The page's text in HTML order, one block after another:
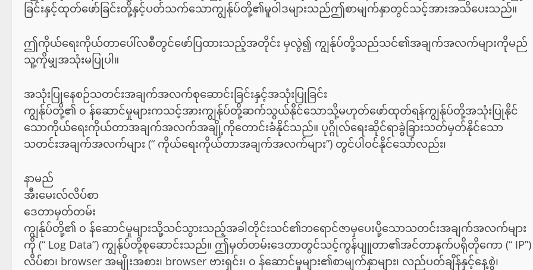
ခြင်းနှင့်ထုတ်ဖော်ခြင်းတို့နှင့်ပတ်သက်သောကျွန်ုပ်တို့၏မူဝါဒများသည်ဤစာမျက်နှာတွင်သင့်အားအသိပေးသည်။
ဤကိုယ်ရေးကိုယ်တာပေါ်လစီတွင်ဖော်ပြထားသည့်အတိုင်း မှလွဲ၍ ကျွန်ုပ်တို့သည်သင်၏အချက်အလက်များကိုမည်
သူ့ကိုမျှအသုံးမပြုပါ။
အသုံးပြုနေစဉ်သတင်းအချက်အလက်စုဆောင်းခြင်းနှင့်အသုံးပြုခြင်း
ကျွန်ုပ်တို့၏ ၀ န်ဆောင်မှုများကသင့်အားကျွန်ုပ်တို့ဆက်သွယ်နိုင်သောသို့မဟုတ်ဖော်ထုတ်ရန်ကျွန်ုပ်တို့အသုံးပြုနိုင်
သောကိုယ်ရေးကိုယ်တာအချက်အလက်အချို့ကိုတောင်းခံနိုင်သည်။ ပုဂ္ဂိုလ်ရေးဆိုင်ရာခွဲခြားသတ်မှတ်နိုင်သော
သတင်းအချက်အလက်များ (“ ကိုယ်ရေးကိုယ်တာအချက်အလက်များ”) တွင်ပါဝင်နိုင်သော်လည်း၊
နာမည်
အီးမေးလ်လိပ်စာ
ဒေတာမှတ်တမ်း
ကျွန်ုပ်တို့၏ ၀ န်ဆောင်မှုများသို့သင်သွားသည့်အခါတိုင်းသင်၏ဘရောင်ဇာမှပေးပို့သောသတင်းအချက်အလက်များ
ကို (“ Log Data”) ကျွန်ုပ်တို့စုဆောင်းသည်။ ဤမှတ်တမ်းဒေတာတွင်သင့်ကွန်ပျူတာ၏အင်တာနက်ပရိုတိုကော (“ IP”)
လိပ်စာ၊ browser အမျိုးအစား၊ browser ဗားရှင်း၊ ၀ န်ဆောင်မှုများ၏စာမျက်နှာများ၊ လည်ပတ်ချိန်နှင့်နေ့စွဲ၊